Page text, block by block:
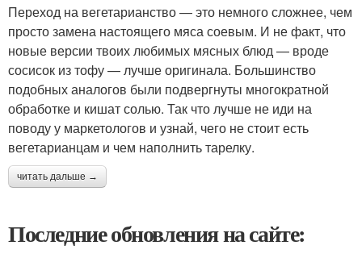
Переход на вегетарианство — это немного сложнее, чем
просто замена настоящего мяса соевым. И не факт, что
новые версии твоих любимых мясных блюд — вроде
сосисок из тофу — лучше оригинала. Большинство
подобных аналогов были подвергнуты многократной
обработке и кишат солью. Так что лучше не иди на
поводу у маркетологов и узнай, чего не стоит есть
вегетарианцам и чем наполнить тарелку.
читать дальше →
Последние обновления на сайте: